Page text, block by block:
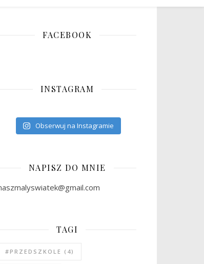
FACEBOOK
INSTAGRAM
Obserwuj na Instagramie
NAPISZ DO MNIE
TAGI
#PRZEDSZKOLE (4)